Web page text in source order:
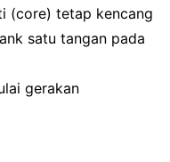
(core) tetap kencang
satu tangan pada
gerakan